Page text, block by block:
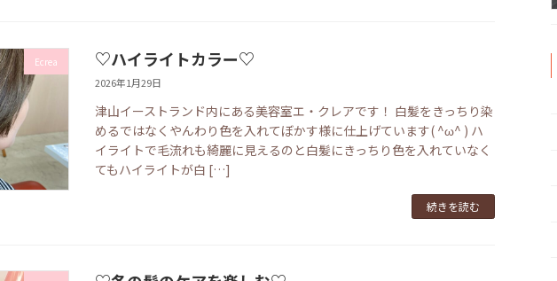
Ecrea ♡ハイライトカラー♡
2026年1月29日
津山イーストランド内にある美容室エ・クレアです！ 白髪をきっちり染
めるではなくやんわり色を入れてぼかす様に仕上げています( ^ω^ ) ハ
イライトで毛流れも綺麗に見えるのと白髪にきっちり色を入れていなく
てもハイライトが白 […]
続きを読む